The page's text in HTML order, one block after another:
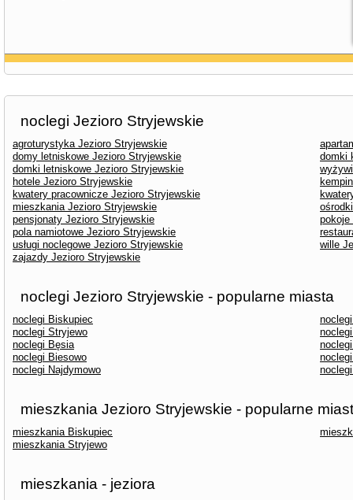
noclegi Jezioro Stryjewskie
agroturystyka Jezioro Stryjewskie
domy letniskowe Jezioro Stryjewskie
domki
domki letniskowe Jezioro Stryjewskie
hotele Jezioro Stryjewskie
kwatery pracownicze Jezioro Stryjewskie
mieszkania Jezioro Stryjewskie
pensjonaty Jezioro Stryjewskie
pokoje
pola namiotowe Jezioro Stryjewskie
usługi noclegowe Jezioro Stryjewskie
wille
zajazdy Jezioro Stryjewskie
noclegi Jezioro Stryjewskie - popularne miasta
noclegi Biskupiec
noclegi Stryjewo
noclegi Bęsia
noclegi Biesowo
noclegi Najdymowo
mieszkania Jezioro Stryjewskie - popularne
mieszkania Biskupiec
mieszkania Stryjewo
mieszkania - jeziora